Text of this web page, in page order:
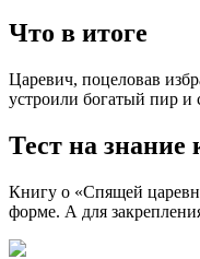
Что в итоге
Царевич, поцеловав
устроили богатый пир и
Тест на знание
Книгу о «Спящей
форме. А для